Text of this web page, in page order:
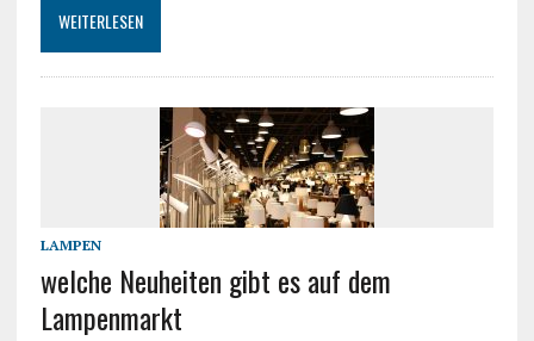
WEITERLESEN
LAMPEN
welche Neuheiten gibt es auf dem
Lampenmarkt